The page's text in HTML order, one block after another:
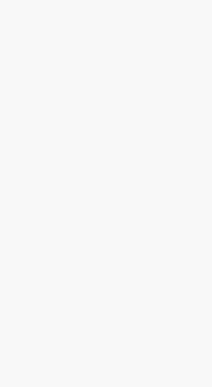
náměstí, naleznete
– Sauna…